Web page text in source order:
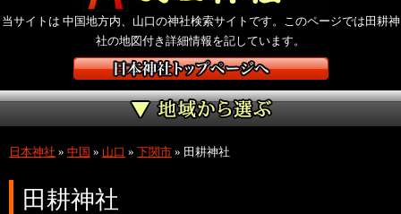
当サイトは 中国地方内、山口の神社検索サイトです。このページでは田耕神
社の地図付き詳細情報を記しています。
日本神社 » 中国 » 山口 » 下関市 » 田耕神社
田耕神社